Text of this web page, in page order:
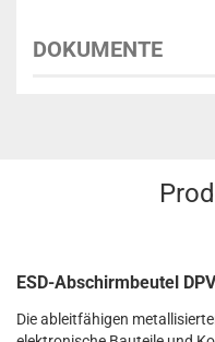
DOKUMENTE
ESD-Abschirmbeutel
Die ableitfähigen